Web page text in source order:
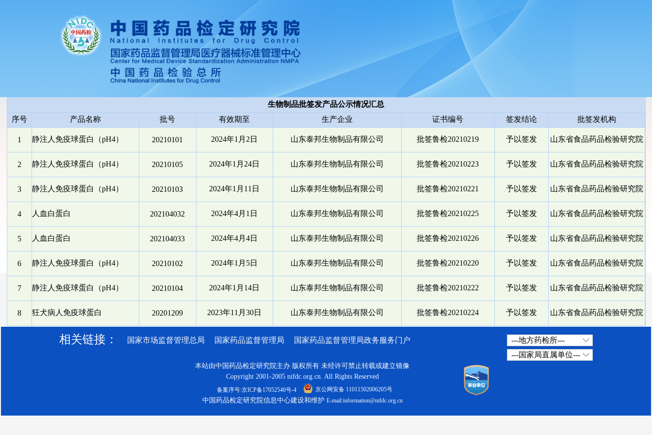
生物制品批签发产品公示情况汇总
序号
产品名称 批号 有效期至 生产企业 证书编号 签发结论 批签发机构
1 静注人免疫球蛋白（pH4） 20210101 2024年1月2日 山东泰邦生物制品有限公司 批签鲁检20210219 予以签发 山东省食品药品检验研究院
2 静注人免疫球蛋白（pH4） 20210105 2024年1月24日 山东泰邦生物制品有限公司 批签鲁检20210223 予以签发 山东省食品药品检验研究院
3 静注人免疫球蛋白（pH4） 20210103 2024年1月11日 山东泰邦生物制品有限公司 批签鲁检20210221 予以签发 山东省食品药品检验研究院
4 人血白蛋白 202104032 2024年4月1日 山东泰邦生物制品有限公司 批签鲁检20210225 予以签发 山东省食品药品检验研究院
5 人血白蛋白 202104033 2024年4月4日 山东泰邦生物制品有限公司 批签鲁检20210226 予以签发 山东省食品药品检验研究院
6 静注人免疫球蛋白（pH4） 20210102 2024年1月5日 山东泰邦生物制品有限公司 批签鲁检20210220 予以签发 山东省食品药品检验研究院
7 静注人免疫球蛋白（pH4） 20210104 2024年1月14日 山东泰邦生物制品有限公司 批签鲁检20210222 予以签发 山东省食品药品检验研究院
8 狂犬病人免疫球蛋白 20201209 2023年11月30日 山东泰邦生物制品有限公司 批签鲁检20210224 予以签发 山东省食品药品检验研究院
相关链接： 国家市场监督管理总局 国家药品监督管理局 国家药品监督管理局政务服务门户
---地方药检所---
---国家局直属单位---
本站由中国药品检定研究院主办 版权所有 未经许可禁止转载或建立镜像
Copyright 2001-2005 nifdc.org.cn. All Rights Reserved
备案序号:京ICP备17052540号-4 京公网安备 11011502006205号
中国药品检定研究院信息中心建设和维护 E-mail:information@nifdc.org.cn